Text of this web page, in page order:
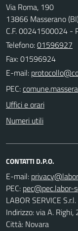
Via Roma, 190
13866 Masserano
C.F. 00241500024 -
Telefono:01596927
Fax: 01596924
E-mail:
PEC:
Uffici e orari
Numeri utili
CONTATTI D.P.O.
E-mail:
PEC:
LABOR SERVICE S.r.l.
Indirizzo: via A. Righi,
Città: Novara